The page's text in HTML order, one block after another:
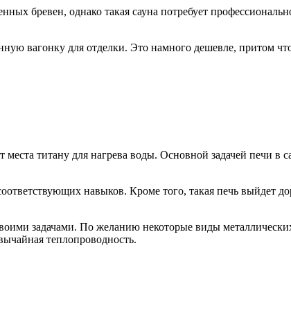
бревен, однако такая сауна потребует
вагонку для отделки. Это намного дешевле, притом
титану для нагрева воды. Основной задачей печи в
навыков. Кроме того, такая печь выйдет
задачами. По желанию некоторые виды
теплопроводность.